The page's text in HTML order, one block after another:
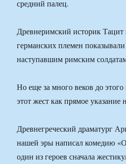
средний палец.
Древнеримский историк
германских племен
наступавшим римским
Но еще за много веков до этого
этот жест как прямое
Древнегреческий драматург
нашей эры написал комедию
один из героев сначала